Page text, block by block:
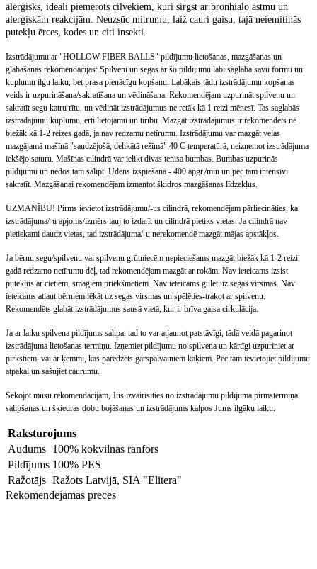
alerģisks, ideāli piemērots cilvēkiem, kuri sirgst ar bronhiālo astmu un
alerģiskām reakcijām. Neuzsūc mitrumu, laiž cauri gaisu, tajā neiemitinās
putekļu ērces, kodes un citi insekti.
Izstrādājumu ar "HOLLOW FIBER BALLS" pildījumu lietošanas, mazgāšanas un
glabāšanas rekomendācijas: Spilveni un segas ar šo pildījumu labi saglabā savu formu un
kuplumu ilgu laiku, bet prasa pienācīgu kopšanu. Labākais tādu izstrādājumu kopšanas
veids ir uzpurināšana/sakratīšana un vēdināšana. Rekomendējam uzpurināt spilvenu un
sakratīt segu katru rītu, un vēdināt izstrādājumus ne retāk kā 1 reizi mēnesī. Tas saglabās
izstrādājumu kuplumu, ērti lietojamu un tīrību. Mazgāt izstrādājumus ir rekomendēts ne
biežāk kā 1-2 reizes gadā, ja nav redzamu netīrumu. Izstrādājumu var mazgāt veļas
mazgājamā mašīnā "saudzējošā, delikātā režīmā" 40 C temperatūrā, neizņemot izstrādājuma
iekšējo saturu. Mašīnas cilindrā var ielikt divas tenisa bumbas. Bumbas uzpurinās
pildījumu un nedos tam salipt. Ūdens izspiešana - 400 apgr./min un pēc tam intensīvi
sakratīt. Mazgāšanai rekomendējam izmantot šķidros mazgāšanas līdzekļus.
UZMANĪBU! Pirms ievietot izstrādājumu/-us cilindrā, rekomendējam pārliecināties, ka
izstrādājuma/-u apjoms/izmērs ļauj to izdarīt un cilindrā pietiks vietas. Ja cilindrā nav
pietiekami daudz vietas, tad izstrādājuma/-u nerekomendē mazgāt mājas apstākļos.
Ja bērnu segu/spilvenu vai spilvenu grūtniecēm nepieciešams mazgāt biežāk kā 1-2 reizi
gadā redzamo netīrumu dēļ, tad rekomendējam mazgāt ar rokām. Nav ieteicams izsist
putekļus ar cietiem, smagiem priekšmetiem. Nav ieteicams gulēt uz segas virsmas. Nav
ieteicams atļaut bērniem lēkāt uz segas virsmas un spēlēties-trakot ar spilvenu.
Rekomendēts glabāt izstrādājumus sausā vietā, kur ir brīva gaisa cirkulācija.
Ja ar laiku spilvena pildījums salipa, tad to var atjaunot patstāvīgi, tādā veidā pagarinot
izstrādājuma lietošanas termiņu. Izņemiet pildījumu no spilvena un kārtīgi uzpuriniet ar
pirkstiem, vai ar ķemmi, kas paredzēts garspalvainiem kaķiem. Pēc tam ievietojiet pildījumu
atpakaļ un sašujiet caurumu.
Sekojot mūsu rekomendācijām, Jūs izvairīsities no izstrādājumu pildījuma pirmstermiņa
salipšanas un šķiedras dobu bojāšanas un izstrādājums kalpos Jums ilgāku laiku.
Raksturojums
Audums 100% kokvilnas ranfors
Pildījums 100% PES
Ražotājs Ražots Latvijā, SIA "Elitera"
Rekomendējamās preces